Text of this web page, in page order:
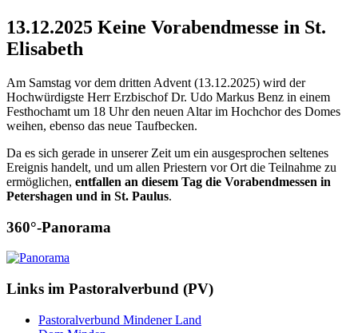
13.12.2025 Keine Vorabendmesse in St.
Elisabeth
Am Samstag vor dem dritten Advent (13.12.2025) wird der
Hochwürdigste Herr Erzbischof Dr. Udo Markus Benz in einem
Festhochamt um 18 Uhr den neuen Altar im Hochchor des Domes
weihen, ebenso das neue Taufbecken.
Da es sich gerade in unserer Zeit um ein ausgesprochen seltenes
Ereignis handelt, und um allen Priestern vor Ort die Teilnahme zu
ermöglichen, entfallen an diesem Tag die Vorabendmessen in
Petershagen und in St. Paulus.
360°-Panorama
Links im Pastoralverbund (PV)
Pastoralverbund Mindener Land